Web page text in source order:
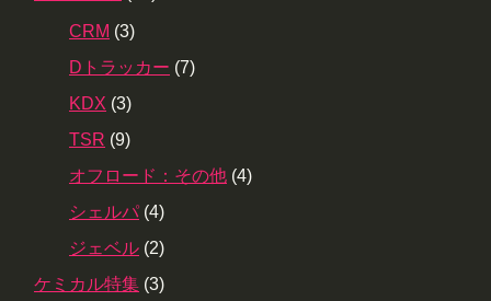
CRM (3)
Dトラッカー (7)
KDX (3)
TSR (9)
オフロード：その他 (4)
シェルパ (4)
ジェベル (2)
ケミカル特集 (3)